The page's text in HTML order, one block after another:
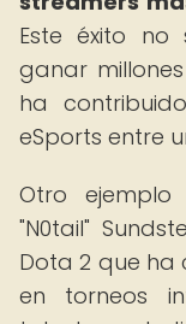
Este éxito
ganar
ha
eSports entre
Otro
"N0tail"
Dota 2 que ha
en torneos